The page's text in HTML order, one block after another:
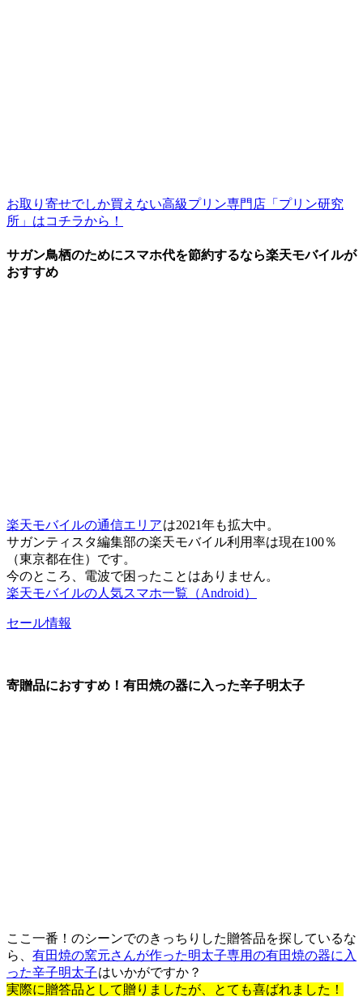
お取り寄せでしか買えない高級プリン専門店「プリン研究
所」はコチラから！
サガン鳥栖のためにスマホ代を節約するなら楽天モバイルが
おすすめ
楽天モバイルの通信エリアは2021年も拡大中。
サガンティスタ編集部の楽天モバイル利用率は現在100％
（東京都在住）です。
今のところ、電波で困ったことはありません。
楽天モバイルの人気スマホ一覧（Android）
セール情報
寄贈品におすすめ！有田焼の器に入った辛子明太子
ここ一番！のシーンでのきっちりした贈答品を探しているな
ら、 有田焼の窯元さんが作った明太子専用の有田焼の器に入
った辛子明太子はいかがですか？
実際に贈答品として贈りましたが、とても喜ばれました！